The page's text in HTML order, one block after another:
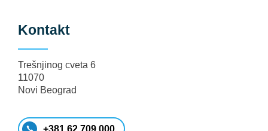
Kontakt
Trešnjinog cveta 6
11070
Novi Beograd
+381 62 709 000